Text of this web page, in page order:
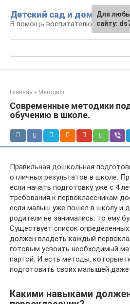
контенту
Детский сад и дом
В помощь воспитателю и
Главная » Методист
Современные методики
обучению в школе.
Правильная дошкольная
отличных результатов в школе.
если начать подготовку уже с 4
требования к первоклассникам
если малыш уже пошел в школу и
родители не занимались, то ему
Существует список
должен владеть каждый
готовым усвоить необходимый
партой. И есть методы, которые
подготовить своих малышей
Какими навыками
Для
сайту: